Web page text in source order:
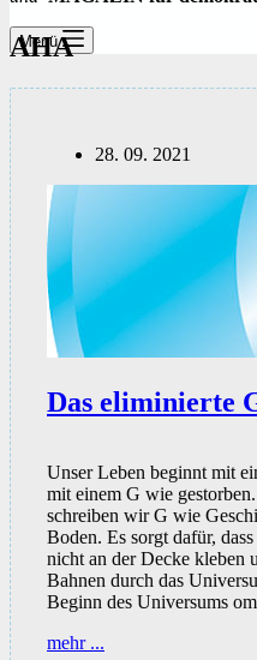
Menü
AHA
28. 09. 2021
Das eliminierte
Unser Leben beginnt mit
mit einem G wie
schreiben wir G wie
Boden. Es sorgt dafür,
nicht an der Decke kleben
Bahnen durch das
Beginn des Universums
mehr ...